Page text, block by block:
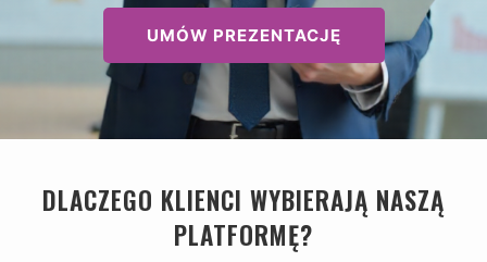
UMÓW PREZENTACJĘ
DLACZEGO KLIENCI WYBIERAJĄ NASZĄ
PLATFORMĘ?